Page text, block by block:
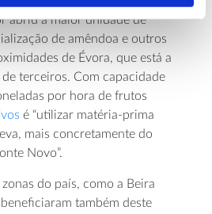
abriu a maior unidade de
de amêndoa e outros
de Évora, que está a
terceiros. Com capacidade
por hora de frutos
é “utilizar matéria-prima
mais concretamente do
Novo”.
do país, como a Beira
também deste